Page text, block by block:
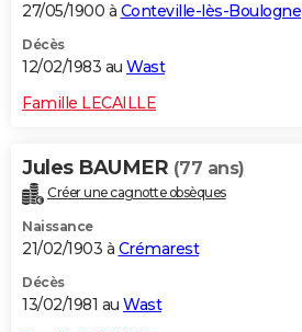
27/05/1900 à Conteville-lès-Boulogne
Décès
12/02/1983 au Wast
Famille LECAILLE
Jules BAUMER (77 ans)
Créer une cagnotte obsèques
Naissance
21/02/1903 à Crémarest
Décès
13/02/1981 au Wast